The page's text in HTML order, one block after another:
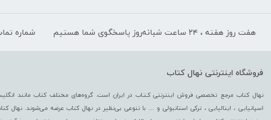
هفت روز هفته ، ۲۴ ساعت شبانه‌روز پاسخگوی شما هستیم شماره تماس :
فروشگاه اینترنتی نهال کتاب
نهال کتاب مرجع تخصصی فروش اینترنتی کـتـاب در ایران است. گروه‏‏‌های مختلف کتاب مانند
اسپانیایی ، ایتالیایی ، ترکی استانبولی و … با تنوعی بی‌نظیر در نهال کتاب عرضه می‏‏‏‌شوند. نهال